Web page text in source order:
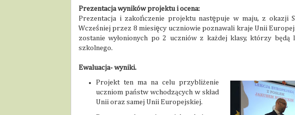
Prezentacja wyników projektu i ocena:
Prezentacja i zakończenie projektu następuje w maju, z okazji
Wcześniej przez 8 miesięcy uczniowie poznawali kraje Unii
zostanie wyłonionych po 2 uczniów z każdej klasy, którzy
szkolnego.
Ewaluacja- wyniki.
Projekt ten ma na celu przybliżenie
uczniom państw wchodzących w skład
Unii oraz samej Unii Europejskiej.